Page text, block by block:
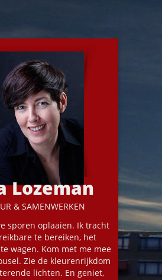
Lozeman
& SAMENWERKEN
sporen oplaaien. Ik tracht
te bereiken, het
wagen. Kom met me mee
Zie de kleurenrijkdom
lichten. En geniet,